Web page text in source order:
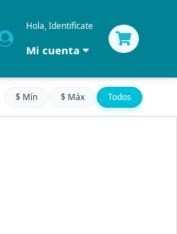
Hola, Identifícate
Mi cuenta
$ Mín $ Máx Todos